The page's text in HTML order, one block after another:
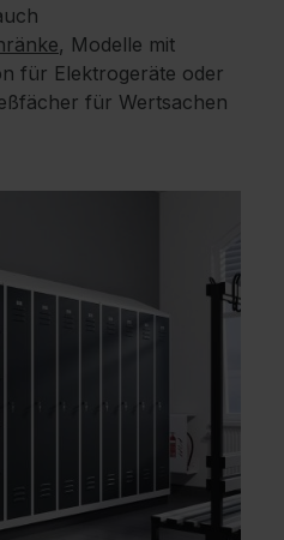
, Modelle mit
für Elektrogeräte oder
für Wertsachen